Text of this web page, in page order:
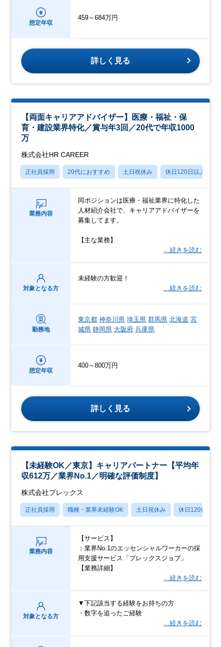
想定年収
459～684万円
詳しく見る
【両面キャリアアドバイザー】医療・福祉・保
育・建設業界特化／賞与年3回／20代で年収1000
万
株式会社HR CAREER
正社員採用 20代におすすめ 土日祝休み 休日120日以上
業務内容
同ポジションは医療・福祉業界に特化した
人材紹介会社で、キャリアアドバイザーを
募集してます。
【主な業務】
…続きを読む
対象となる方
未経験の方歓迎！
…続きを読む
勤務地
東京都 神奈川県 埼玉県 群馬県 北海道 宮
城県 静岡県 大阪府 兵庫県
想定年収
400～800万円
詳しく見る
【未経験OK／東京】キャリアパートナー【平均年
収612万／業界No.1／明確な評価制度】
株式会社プレックス
正社員採用 職種・業界未経験OK 土日祝休み 休日120日以上
業務内容
【サービス】
：業界No.1のエッセンシャルワーカーの採
用支援サービス「プレックスジョブ」
【業務詳細】
…続きを読む
対象となる方
▼下記該当する経験をお持ちの方
・数字を追ったご経験
…続きを読む